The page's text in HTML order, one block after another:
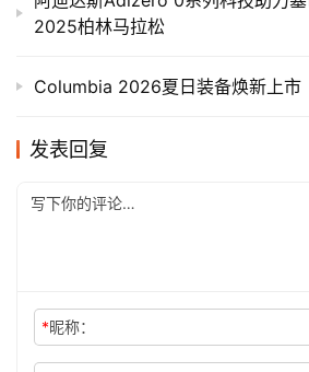
2025柏林马拉松
Columbia 2026夏日装备焕新上市
发表回复
*昵称：